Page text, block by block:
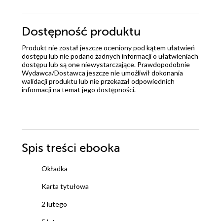
Dostępność produktu
Produkt nie został jeszcze oceniony pod kątem ułatwień
dostępu lub nie podano żadnych informacji o ułatwieniach
dostępu lub są one niewystarczające. Prawdopodobnie
Wydawca/Dostawca jeszcze nie umożliwił dokonania
walidacji produktu lub nie przekazał odpowiednich
informacji na temat jego dostępności.
Spis treści ebooka
Okładka
Karta tytułowa
2 lutego